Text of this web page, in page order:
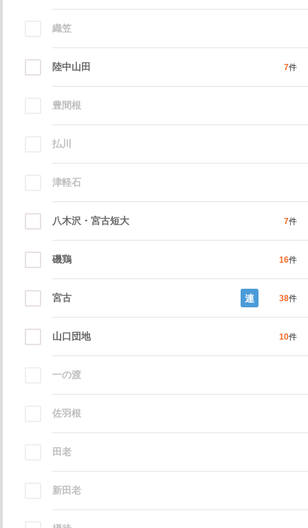
織笠
陸中山田 7件
豊間根
払川
津軽石
八木沢・宮古短大 7件
磯鶏 16件
宮古 連 38件
山口団地 10件
一の渡
佐羽根
田老
新田老